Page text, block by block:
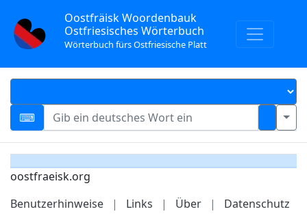
Oostfräisk Woordenbauk
Ostfriesisches Wörterbuch
Wörterbuch fürs Ostfriesische Platt
oostfraeisk.org
Benutzerhinweise
| Links | Über | Datenschutz